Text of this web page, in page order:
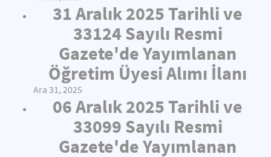
31 Aralık 2025 Tarihli ve
33124 Sayılı Resmi
Gazete'de Yayımlanan
Öğretim Üyesi Alımı İlanı
Ara 31, 2025
06 Aralık 2025 Tarihli ve
33099 Sayılı Resmi
Gazete'de Yayımlanan